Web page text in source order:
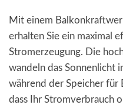
Mit einem
erhalten Sie ein maximal
Stromerzeugung. Die
wandeln das Sonnenlicht
während der Speicher
dass Ihr Stromverbrauch